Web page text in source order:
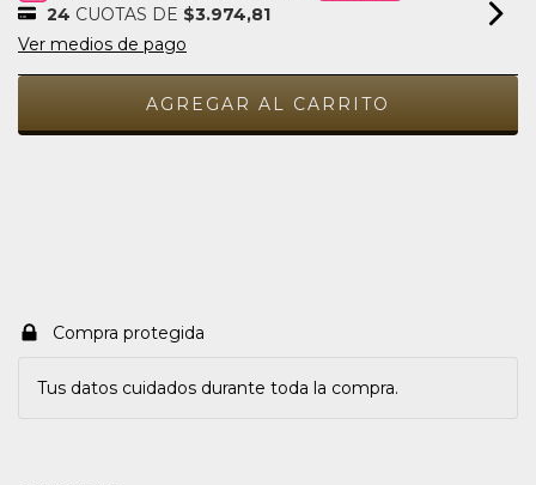
24 CUOTAS DE $3.974,81
Ver medios de pago
Compra protegida
Tus datos cuidados durante toda la compra.